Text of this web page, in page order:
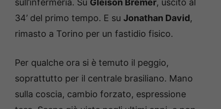
34’ del primo tempo. E su Jonathan David,
rimasto a Torino per un fastidio fisico.
Per qualche ora si è temuto il peggio,
soprattutto per il centrale brasiliano. Mano
sulla coscia, cambio forzato, espressione